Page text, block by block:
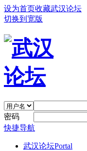
设为首页收藏武汉论坛
切换到宽版
密码
快捷导航
武汉论坛Portal